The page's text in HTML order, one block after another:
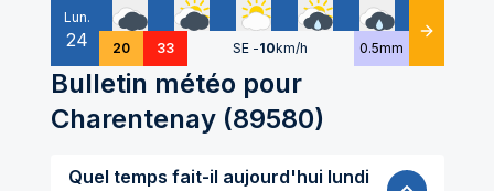
Lun.
24 20 33 SE -10km/h 0.5mm Détails
Bulletin météo pour
Charentenay(89580)
Quel temps fait-il aujourd'hui lundi